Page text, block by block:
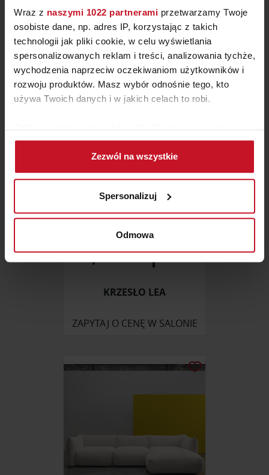
Wraz z naszymi 1022 partnerami przetwarzamy Twoje
osobiste dane, np. adres IP, korzystając z takich
technologii jak pliki cookie, w celu wyświetlania
spersonalizowanych reklam i treści, analizowania tychże,
wychodzenia naprzeciw oczekiwaniom użytkowników i
rozwoju produktów. Masz wybór odnośnie tego, kto
używa Twoich danych i w jakich celach to robi.
Jeśli wyrazisz na to zgodę, chcielibyśmy również:
Gromadzić dane dotyczące Twojej lokalizacji
geograficznej z dokładnością nawet do kilku metrów
Identyfikować Twoje urządzenie, aktywnie
(fingerprinting, czyli wirtualny odcisk palca)
Dowiedz się więcej odnośnie tego, jak Twoje osobiste
dane są przetwarzane oraz ustaw własne preferencje w
zmienić lub wycofać swoją zgodę w dowolnej chwili.
Wykorzystujemy pliki cookie do spersonalizowania treści
analizować ruch w naszej witrynie. Informacje o tym, jak
Partnerzy mogą połączyć te informacje z innymi danymi
Zezwól na wszystkie
Spersonalizuj
Odmowa
ŁÓŻKO RUKA
ZAPYTAJ O CENĘ W SALONIE
KRZESŁO LEA
ZAPYTAJ O CENĘ W SALONIE